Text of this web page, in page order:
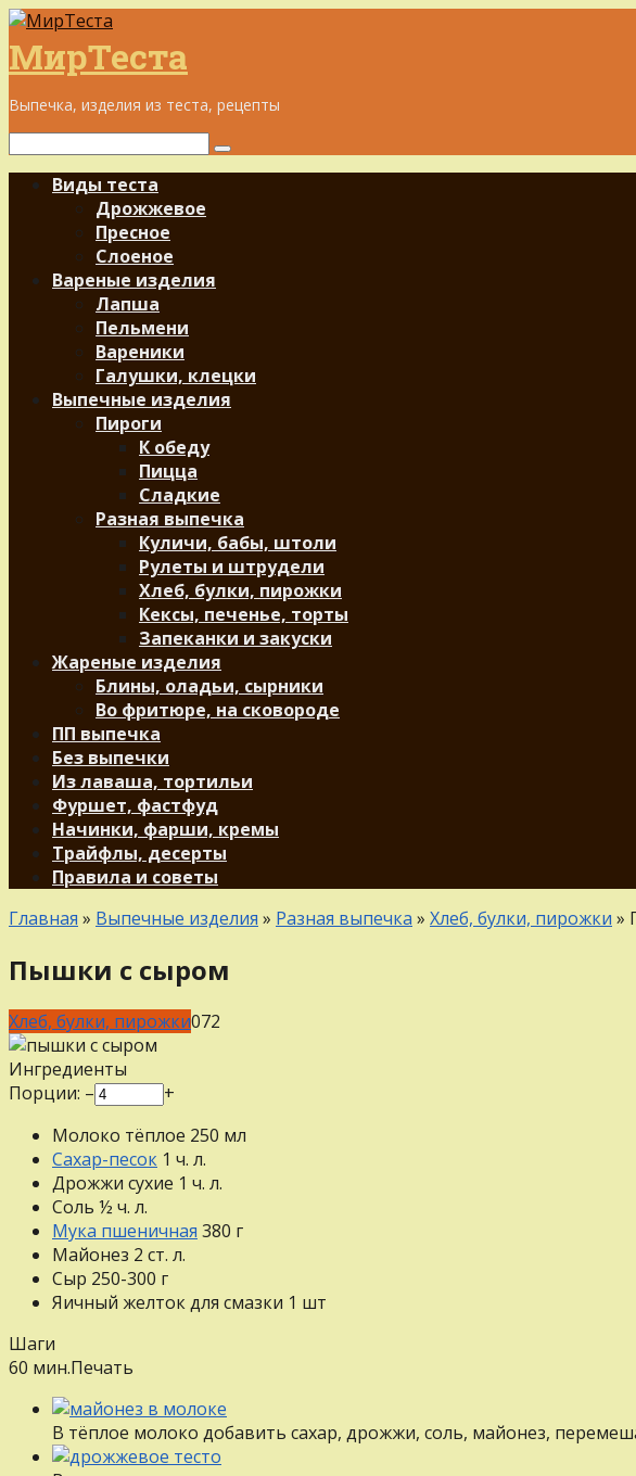
Перейти
к
контенту
МирТеста
Выпечка, изделия из теста, рецепты
Поиск:
Виды теста
Дрожжевое
Пресное
Слоеное
Вареные изделия
Лапша
Пельмени
Вареники
Галушки, клецки
Выпечные изделия
Пироги
К обеду
Пицца
Сладкие
Разная выпечка
Куличи, бабы, штоли
Рулеты и штрудели
Хлеб, булки, пирожки
Кексы, печенье, торты
Запеканки и закуски
Жареные изделия
Блины, оладьи, сырники
Во фритюре, на сковороде
ПП выпечка
Без выпечки
Из лаваша, тортильи
Фуршет, фастфуд
Начинки, фарши, кремы
Трайфлы, десерты
Правила и советы
Главная » Выпечные изделия » Разная выпечка » Хлеб, булки, пирожки »
Пышки с сыром
Хлеб, булки, пирожки072
Ингредиенты
Порции: –
+
Молоко тёплое 250 мл
Сахар-песок 1 ч. л.
Дрожжи сухие 1 ч. л.
Соль ½ ч. л.
Мука пшеничная 380 г
Майонез 2 ст. л.
Сыр 250-300 г
Яичный желток для смазки 1 шт
Шаги
60 мин.Печать
В тёплое молоко добавить сахар, дрожжи, соль, майонез,